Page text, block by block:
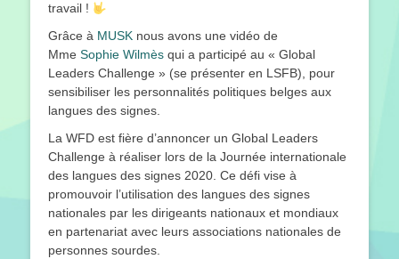
travail !
Grâce à MUSK nous avons une vidéo de
Mme Sophie Wilmès qui a participé au « Global
Leaders Challenge » (se présenter en LSFB), pour
sensibiliser les personnalités politiques belges aux
langues des signes.
La WFD est fière d’annoncer un Global Leaders
Challenge à réaliser lors de la Journée internationale
des langues des signes 2020. Ce défi vise à
promouvoir l’utilisation des langues des signes
nationales par les dirigeants nationaux et mondiaux
en partenariat avec leurs associations nationales de
personnes sourdes.